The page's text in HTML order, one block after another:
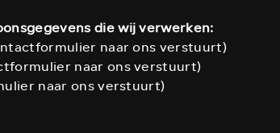
die wij verwerken:
naar ons verstuurt)
naar ons verstuurt)
naar ons verstuurt)